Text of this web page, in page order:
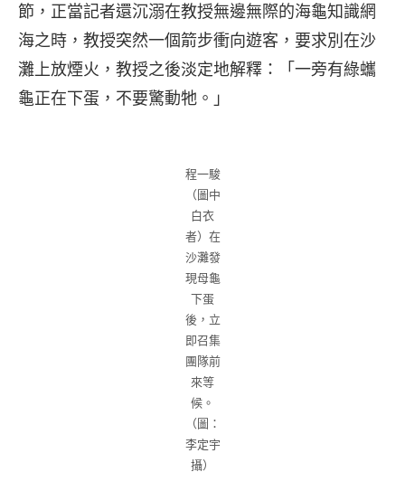
節，正當記者還沉溺在教授無邊無際的海龜知識網
海之時，教授突然一個箭步衝向遊客，要求別在沙
灘上放煙火，教授之後淡定地解釋：「一旁有綠蠵
龜正在下蛋，不要驚動牠。」
程一駿
（圖中
白衣
者）在
沙灘發
現母龜
下蛋
後，立
即召集
團隊前
來等
候。
（圖：
李定宇
攝）